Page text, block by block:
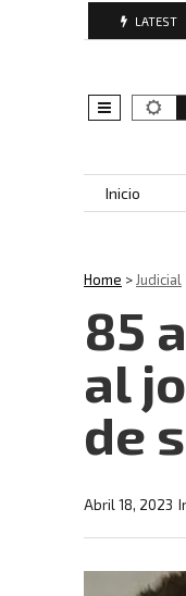
LATEST
por presunto
Skip to
Inicio
Home >Judicial
85
al
de
Abril 18, 2023